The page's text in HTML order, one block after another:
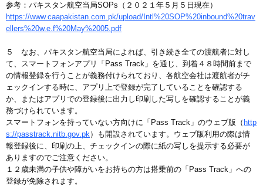
参考：パキスタン航空当局SOPs（２０２１年５月５日現在）
https://www.caapakistan.com.pk/upload/Intl%20SOP%20inbound%20trav
ellers%20w.e.f%20May%2005.pdf
５ なお、パキスタン航空当局によれば、引き続き全ての渡航者に対し
て、スマートフォンアプリ「Pass Track」を通じ、到着４８時間前まで
の情報登録を行うことが義務付けられており、各航空会社は渡航者がチ
ェックインする時に、アプリ上で登録が完了していることを確認する
か、またはアプリでの登録後に出力し印刷した写しを確認することが義
務づけられています。
スマートフォンを持っていない方向けに「Pass Track」のウェブ版（ http
s://passtrack.nitb.gov.pk）も開設されています。ウェブ版利用の際は情
報登録後に、印刷の上、チェックインの際に紙の写しを提示する必要が
ありますのでご注意ください。
１２歳未満の子供や障がいをお持ちの方は搭乗前の「Pass Track」への
登録が免除されます。